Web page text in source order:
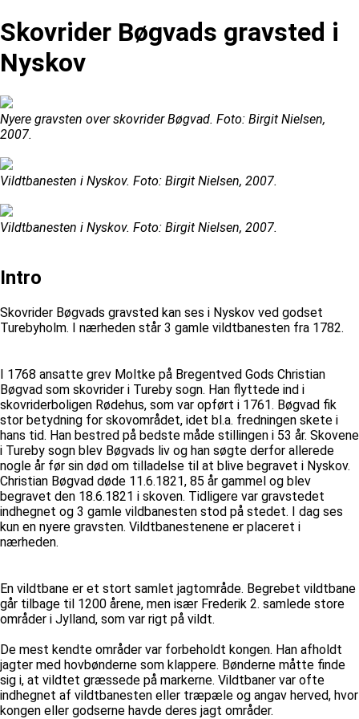
Skovrider Bøgvads gravsted i
Nyskov
Nyere gravsten over skovrider Bøgvad. Foto: Birgit Nielsen,
2007.
Vildtbanesten i Nyskov. Foto: Birgit Nielsen, 2007.
Vildtbanesten i Nyskov. Foto: Birgit Nielsen, 2007.
Intro
Skovrider Bøgvads gravsted kan ses i Nyskov ved godset
Turebyholm. I nærheden står 3 gamle vildtbanesten fra 1782.
I 1768 ansatte grev Moltke på Bregentved Gods Christian
Bøgvad som skovrider i Tureby sogn. Han flyttede ind i
skovriderboligen Rødehus, som var opført i 1761. Bøgvad fik
stor betydning for skovområdet, idet bl.a. fredningen skete i
hans tid. Han bestred på bedste måde stillingen i 53 år. Skovene
i Tureby sogn blev Bøgvads liv og han søgte derfor allerede
nogle år før sin død om tilladelse til at blive begravet i Nyskov.
Christian Bøgvad døde 11.6.1821, 85 år gammel og blev
begravet den 18.6.1821 i skoven. Tidligere var gravstedet
indhegnet og 3 gamle vildbanesten stod på stedet. I dag ses
kun en nyere gravsten. Vildtbanestenene er placeret i
nærheden.
En vildtbane er et stort samlet jagtområde. Begrebet vildtbane
går tilbage til 1200 årene, men især Frederik 2. samlede store
områder i Jylland, som var rigt på vildt.
De mest kendte områder var forbeholdt kongen. Han afholdt
jagter med hovbønderne som klappere. Bønderne måtte finde
sig i, at vildtet græssede på markerne. Vildtbaner var ofte
indhegnet af vildtbanesten eller træpæle og angav herved, hvor
kongen eller godserne havde deres jagt områder.